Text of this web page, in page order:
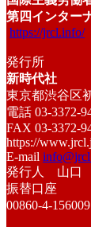
第四インター
https://jrcl.info/
発行所
新時代社
東京都渋谷区
電話 03-3372-
FAX 03-3372-
https://
E-mail
発行人 山口
振替口座
00860-4-